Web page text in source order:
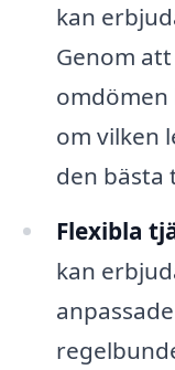
kan
Genom
om vilken
den bästa
Flexibla
kan